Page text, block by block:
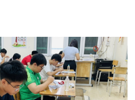
Đời sống
Nhà đẹp
Blog
Tình yêu - Gia đình